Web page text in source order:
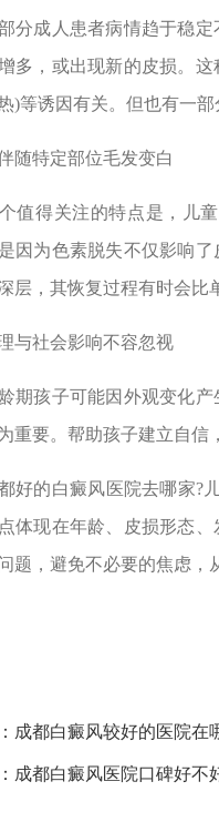
成人患者病情趋于稳定
多，或出现新的皮损。
)等诱因有关。但也有一
特定部位毛发变白
得关注的特点是，儿童
因为色素脱失不仅影响
层，其恢复过程有时会比
社会影响不容忽视
孩子可能因外观变化产
重要。帮助孩子建立自信
的白癜风医院去哪家?儿
体现在年龄、皮损形态
题，避免不必要的焦虑，
成都白癜风较好的医院在
成都白癜风医院口碑好不